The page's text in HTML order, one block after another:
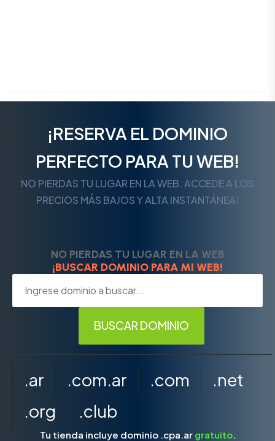
¡RESERVA EL DOMINIO
PERFECTO PARA TU WEB!
NO PIERDAS TU LUGAR EN LA WEB. ACCEDE A LOS
PRECIOS MÁS BAJOS Y ALTA INSTANTÁNEA!
NO PIERDAS TU LUGAR EN LA WEB
¡BUSCAR DOMINIO PARA MI WEB!
.ar .com.ar .com
.net
.org
.club
Tu tienda incluye dominio .cpa.ar gratuito.